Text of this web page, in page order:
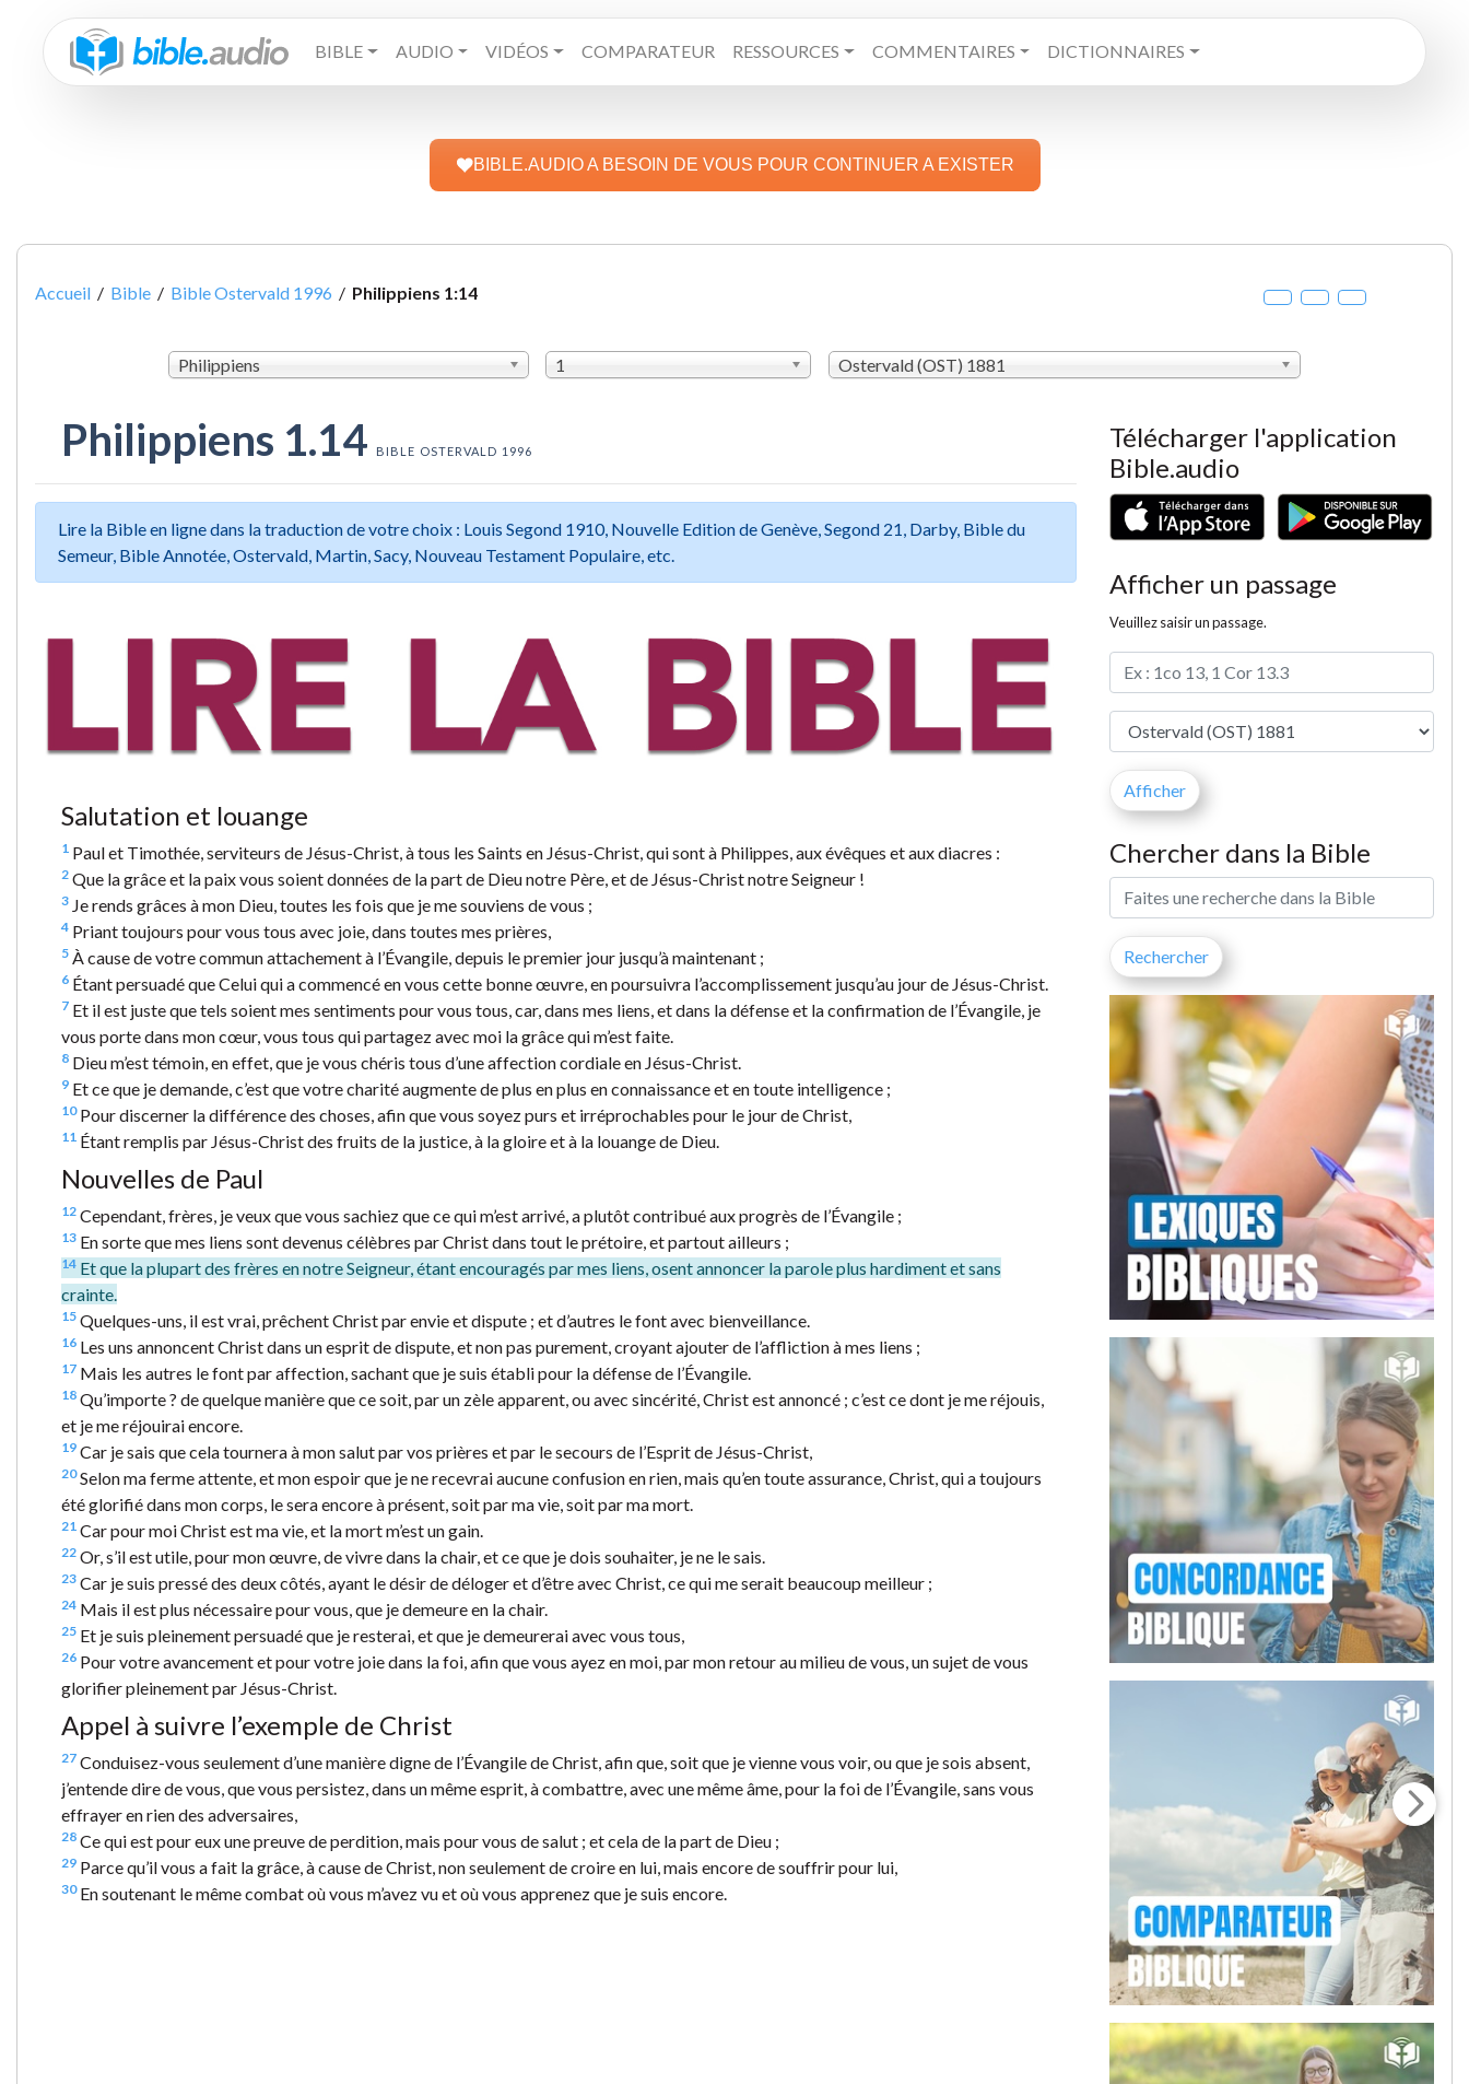
BIBLE AUDIO VIDÉOS COMPARATEUR RESSOURCES COMMENTAIRES DICTIONNAIRES
BIBLE.AUDIO A BESOIN DE VOUS POUR CONTINUER A EXISTER
Accueil / Bible / Bible Ostervald 1996 / Philippiens 1:14
Philippiens 1 Ostervald (OST) 1881
Philippiens 1.14 BIBLE OSTERVALD 1996
Lire la Bible en ligne dans la traduction de votre choix : Louis Segond 1910, Nouvelle Edition de Genève, Segond 21, Darby, Bible du
Semeur, Bible Annotée, Ostervald, Martin, Sacy, Nouveau Testament Populaire, etc.
Salutation et louange
1 Paul et Timothée, serviteurs de Jésus-Christ, à tous les Saints en Jésus-Christ, qui sont à Philippes, aux évêques et aux diacres :
2 Que la grâce et la paix vous soient données de la part de Dieu notre Père, et de Jésus-Christ notre Seigneur !
3 Je rends grâces à mon Dieu, toutes les fois que je me souviens de vous ;
4 Priant toujours pour vous tous avec joie, dans toutes mes prières,
5 À cause de votre commun attachement à l’Évangile, depuis le premier jour jusqu’à maintenant ;
6 Étant persuadé que Celui qui a commencé en vous cette bonne œuvre, en poursuivra l’accomplissement jusqu’au jour de Jésus-Christ.
7 Et il est juste que tels soient mes sentiments pour vous tous, car, dans mes liens, et dans la défense et la confirmation de l’Évangile, je
vous porte dans mon cœur, vous tous qui partagez avec moi la grâce qui m’est faite.
8 Dieu m’est témoin, en effet, que je vous chéris tous d’une affection cordiale en Jésus-Christ.
9 Et ce que je demande, c’est que votre charité augmente de plus en plus en connaissance et en toute intelligence ;
10Pour discerner la différence des choses, afin que vous soyez purs et irréprochables pour le jour de Christ,
11 Étant remplis par Jésus-Christ des fruits de la justice, à la gloire et à la louange de Dieu.
Nouvelles de Paul
12 Cependant, frères, je veux que vous sachiez que ce qui m’est arrivé, a plutôt contribué aux progrès de l’Évangile ;
13 En sorte que mes liens sont devenus célèbres par Christ dans tout le prétoire, et partout ailleurs ;
14 Et que la plupart des frères en notre Seigneur, étant encouragés par mes liens, osent annoncer la parole plus hardiment et sans
crainte.
15 Quelques-uns, il est vrai, prêchent Christ par envie et dispute ; et d’autres le font avec bienveillance.
16 Les uns annoncent Christ dans un esprit de dispute, et non pas purement, croyant ajouter de l’affliction à mes liens ;
17 Mais les autres le font par affection, sachant que je suis établi pour la défense de l’Évangile.
18 Qu’importe ? de quelque manière que ce soit, par un zèle apparent, ou avec sincérité, Christ est annoncé ; c’est ce dont je me réjouis,
et je me réjouirai encore.
19 Car je sais que cela tournera à mon salut par vos prières et par le secours de l’Esprit de Jésus-Christ,
20Selon ma ferme attente, et mon espoir que je ne recevrai aucune confusion en rien, mais qu’en toute assurance, Christ, qui a toujours
été glorifié dans mon corps, le sera encore à présent, soit par ma vie, soit par ma mort.
21 Car pour moi Christ est ma vie, et la mort m’est un gain.
22 Or, s’il est utile, pour mon œuvre, de vivre dans la chair, et ce que je dois souhaiter, je ne le sais.
23 Car je suis pressé des deux côtés, ayant le désir de déloger et d’être avec Christ, ce qui me serait beaucoup meilleur ;
24 Mais il est plus nécessaire pour vous, que je demeure en la chair.
25 Et je suis pleinement persuadé que je resterai, et que je demeurerai avec vous tous,
26 Pour votre avancement et pour votre joie dans la foi, afin que vous ayez en moi, par mon retour au milieu de vous, un sujet de vous
glorifier pleinement par Jésus-Christ.
Appel à suivre l’exemple de Christ
27 Conduisez-vous seulement d’une manière digne de l’Évangile de Christ, afin que, soit que je vienne vous voir, ou que je sois absent,
j’entende dire de vous, que vous persistez, dans un même esprit, à combattre, avec une même âme, pour la foi de l’Évangile, sans vous
effrayer en rien des adversaires,
28 Ce qui est pour eux une preuve de perdition, mais pour vous de salut ; et cela de la part de Dieu ;
29 Parce qu’il vous a fait la grâce, à cause de Christ, non seulement de croire en lui, mais encore de souffrir pour lui,
30En soutenant le même combat où vous m’avez vu et où vous apprenez que je suis encore.
Télécharger l'application
Bible.audio
Afficher un passage
Veuillez saisir un passage.
Chercher dans la Bible